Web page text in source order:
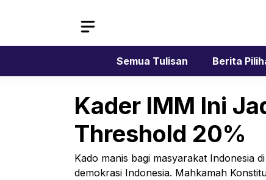
Semua Tulisan Berita
Kader IMM Ini
Threshold 20%
Kado manis bagi masyarakat Indonesia
demokrasi Indonesia. Mahkamah